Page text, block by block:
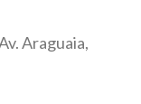
Araguaia,